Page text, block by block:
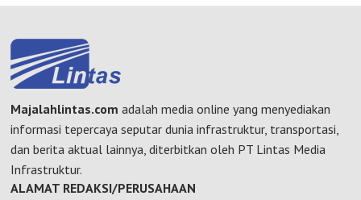
Majalahlintas.com adalah media online yang menyediakan
informasi tepercaya seputar dunia infrastruktur, transportasi,
dan berita aktual lainnya, diterbitkan oleh PT Lintas Media
Infrastruktur.
ALAMAT REDAKSI/PERUSAHAAN